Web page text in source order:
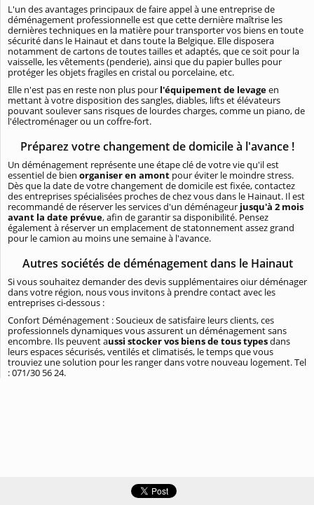
L'un des avantages principaux de faire appel à une entreprise de
déménagement professionnelle est que cette dernière maîtrise les
dernières techniques en la matière pour transporter vos biens en toute
sécurité dans le Hainaut et dans toute la Belgique. Elle disposera
notamment de cartons de toutes tailles et adaptés, que ce soit pour la
vaisselle, les vêtements (penderie), ainsi que du papier bulles pour
protéger les objets fragiles en cristal ou porcelaine, etc.
Elle n'est pas en reste non plus pour l'équipement de levageen
mettant à votre disposition des sangles, diables, lifts et élévateurs
pouvant soulever sans risques de lourdes charges, comme un piano, de
l'électroménager ou un coffre-fort.
Préparez votre changement de domicile à l'avance !
Un déménagement représente une étape clé de votre vie qu'il est
essentiel de bien organiser en amont pour éviter le moindre stress.
Dès que la date de votre changement de domicile est fixée, contactez
des entreprises spécialisées proches de chez vous dans le Hainaut. Il est
recommandé de réserver les services d'un déménageur jusqu'à 2 mois
avant la date prévue, afin de garantir sa disponibilité. Pensez
également à réserver un emplacement de statonnement assez grand
pour le camion au moins une semaine à l'avance.
Autres sociétés de déménagement dans le Hainaut
Si vous souhaitez demander des devis supplémentaires oiur déménager
dans votre région, nous vous invitons à prendre contact avec les
entreprises ci-dessous :
Confort Déménagement : Soucieux de satisfaire leurs clients, ces
professionnels dynamiques vous assurent un déménagement sans
encombre. Ils peuvent aussi stocker vos biens de tous typesdans
leurs espaces sécurisés, ventilés et climatisés, le temps que vous
trouviez une solution pour les ranger dans votre nouveau logement. Tel
: 071/30 56 24.